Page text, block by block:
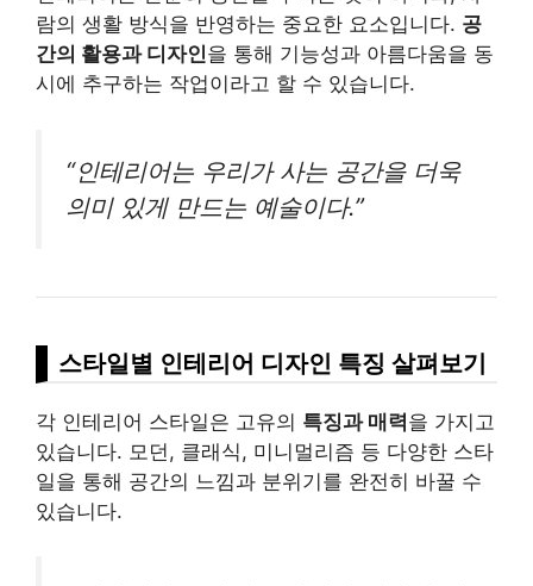
람의 생활 방식을 반영하는 중요한 요소입니다. 공
간의 활용과 디자인을 통해 기능성과 아름다움을 동
시에 추구하는 작업이라고 할 수 있습니다.
“인테리어는 우리가 사는 공간을 더욱
의미 있게 만드는 예술이다.”
스타일별 인테리어 디자인 특징 살펴보기
각 인테리어 스타일은 고유의 특징과 매력을 가지고
있습니다. 모던, 클래식, 미니멀리즘 등 다양한 스타
일을 통해 공간의 느낌과 분위기를 완전히 바꿀 수
있습니다.